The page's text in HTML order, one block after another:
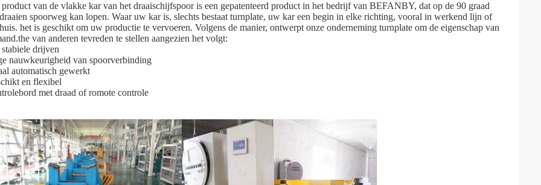
van de vlakke kar van het draaischijfspoor is een gepatenteerd product in het bedrijf van BEFANBY, dat op de 90 graad
spoorweg kan lopen. Waar uw kar is, slechts bestaat turnplate, uw kar een begin in elke richting, vooral in werkend lijn of
het is geschikt om uw productie te vervoeren. Volgens de manier, ontwerpt onze onderneming turnplate om de eigenschap van
van anderen tevreden te stellen aangezien het volgt:
drijven
nauwkeurigheid van spoorverbinding
automatisch gewerkt
en flexibel
met draad of romote controle